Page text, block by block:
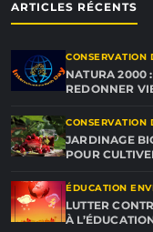
ARTICLES RÉCENTS
CONSERVATION
NATURA 2000
REDONNER
CONSERVATION
JARDINAGE
POUR
ÉDUCATION
LUTTER
À